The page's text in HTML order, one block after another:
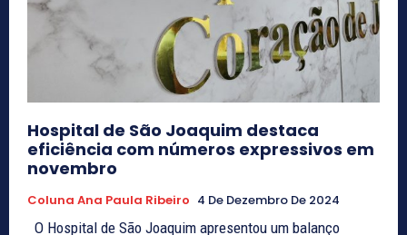
Hospital de São Joaquim destaca
eficiência com números expressivos em
novembro
Coluna Ana Paula Ribeiro 4 De Dezembro De 2024